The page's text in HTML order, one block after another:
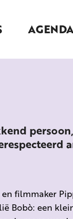
filmmaker
Bobò: een